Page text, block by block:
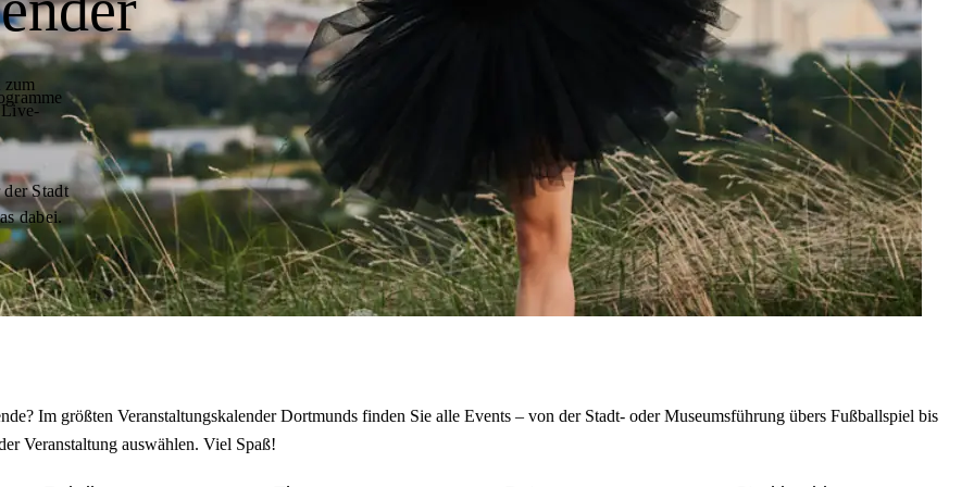
Live-
Stadt
dabei.
Im größten Veranstaltungskalender Dortmunds finden Sie alle Events – von der Stadt- oder Museumsführung übers Fußballspiel bis
Veranstaltung auswählen. Viel Spaß!